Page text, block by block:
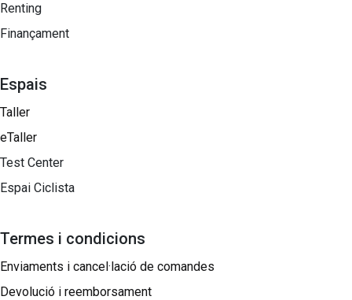
Renting
Finançament
Espais
Taller
eTaller
Test Center
Espai Ciclista
Termes i condicions
Enviaments i cancel·lació de comandes
Devolució i reemborsament